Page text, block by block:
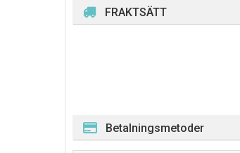
FRAKTSÄTT
Betalningsmetoder